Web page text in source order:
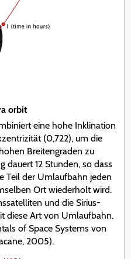
orbit
eine hohe Inklination
(0,722), um die
Breitengraden zu
dauert 12 Stunden, so dass
Teil der Umlaufbahn jeden
Ort wiederholt wird.
und die Sirius-
diese Art von Umlaufbahn.
of Space Systems von
2005).